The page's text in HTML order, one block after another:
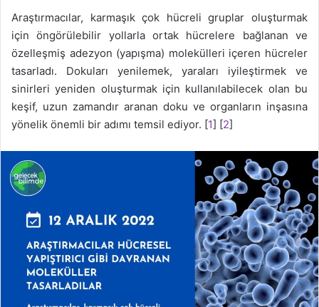
Araştırmacılar, karmaşık çok hücreli gruplar oluşturmak
için öngörülebilir yollarla ortak hücrelere bağlanan ve
özelleşmiş adezyon (yapışma) molekülleri içeren hücreler
tasarladı. Dokuları yenilemek, yaraları iyileştirmek ve
sinirleri yeniden oluşturmak için kullanılabilecek olan bu
keşif, uzun zamandır aranan doku ve organların inşasına
yönelik önemli bir adımı temsil ediyor. [1] [2]